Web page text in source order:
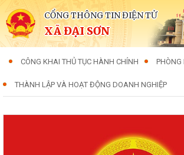
CỔNG THÔNG TIN ĐIỆN TỬ
XÃ ĐẠI SƠN
CÔNG KHAI THỦ TỤC HÀNH CHÍNH PHÒNG
THÀNH LẬP VÀ HOẠT ĐỘNG DOANH NGHIỆP